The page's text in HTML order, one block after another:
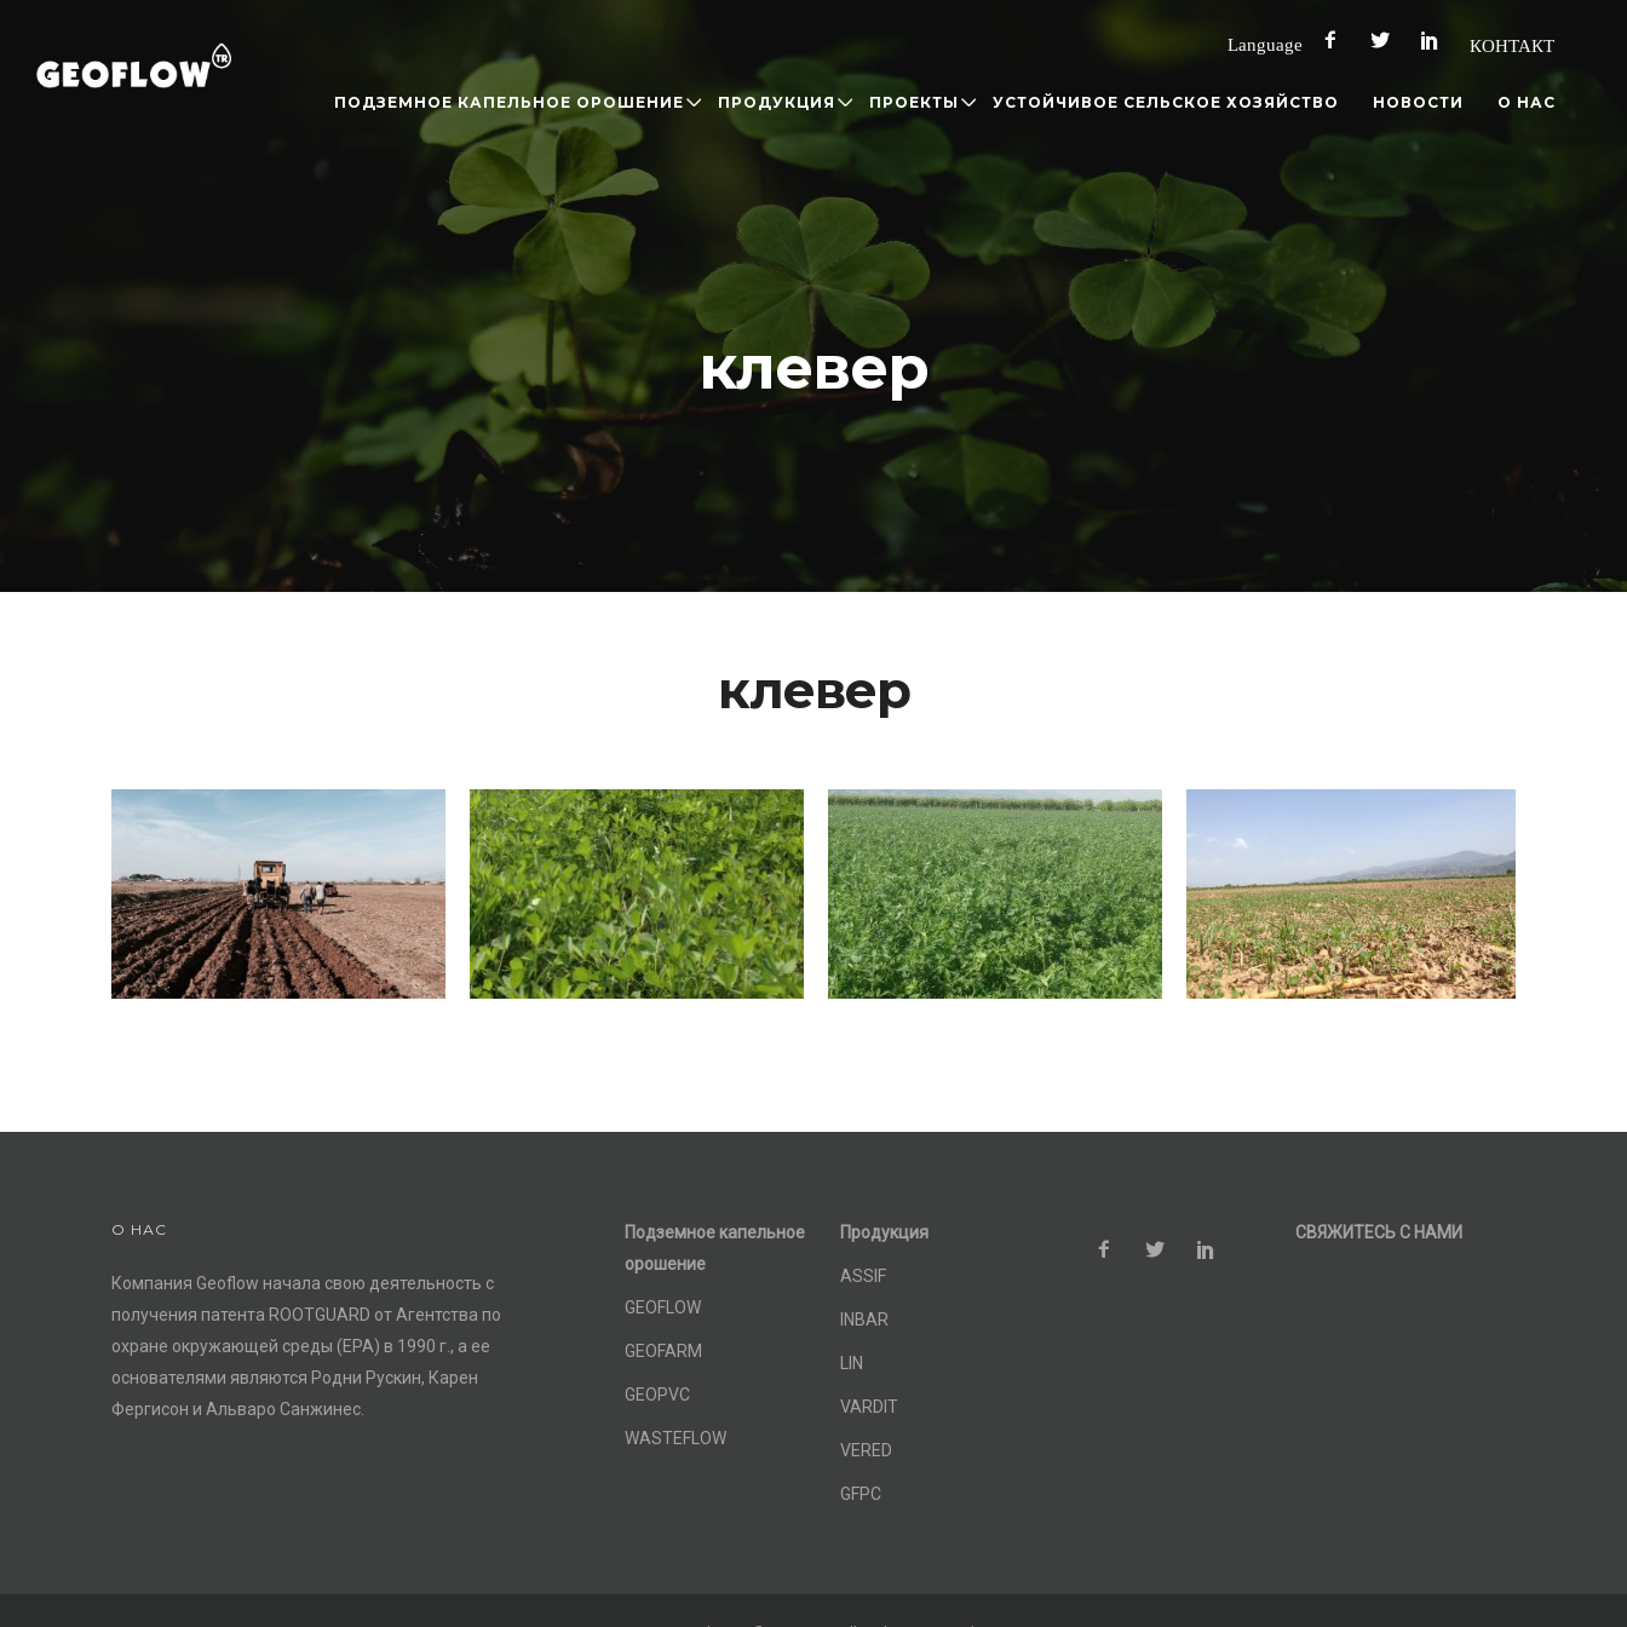
Language КОНТАКТ
ПОДЗЕМНОЕ КАПЕЛЬНОЕ ОРОШЕНИЕ ПРОДУКЦИЯ ПРОЕКТЫ УСТОЙЧИВОЕ СЕЛЬСКОЕ ХОЗЯЙСТВО НОВОСТИ О НАС
клевер
клевер
О НАС
Компания Geoflow начала свою деятельность с
получения патента ROOTGUARD от Агентства по
охране окружающей среды (ЕРА) в 1990 г., а ее
основателями являются Родни Рускин, Карен
Фергисон и Альваро Санжинес.
Подземное капельное
орошение
GEOFLOW
GEOFARM
GEOPVC
WASTEFLOW
Продукция
ASSIF
INBAR
LIN
VARDIT
VERED
GFPC
СВЯЖИТЕСЬ С НАМИ